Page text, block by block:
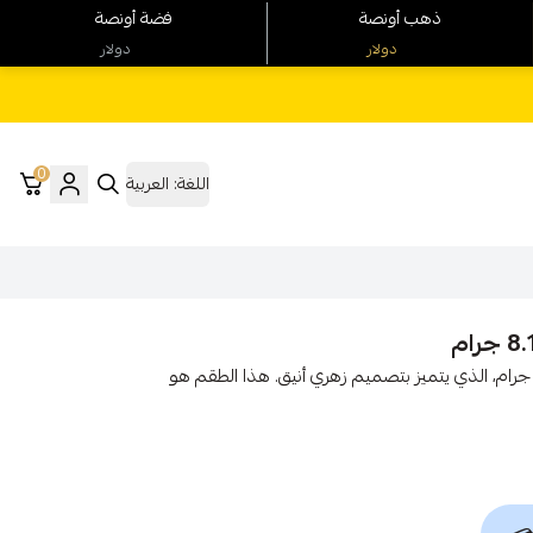
اللغة: العربية 0
بإطلالة ساحرة مع نصف طقم ذهب عيار 18 الوزن 8.1 جرام، الذي يتميز بتصميم زهري أنيق. هذا الطقم هو
فضة أونصة
دولار
ذهب أونصة
دولار